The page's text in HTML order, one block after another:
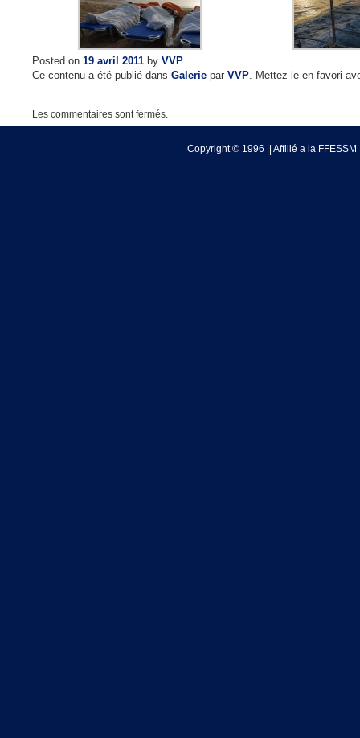
Posted on 19 avril 2011 by VVP
Ce contenu a été publié dans Galerie par VVP. Mettez-le en favori
Les commentaires sont fermés.
Copyright © 1996 || Affilié a la